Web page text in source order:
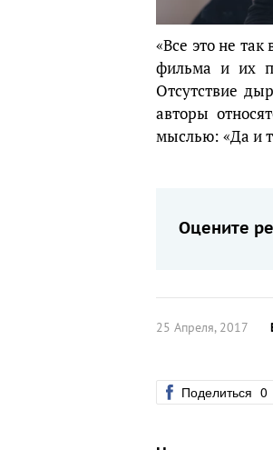
«Все это не
фильма и их
Отсутствие
авторы
мыслью: «Да и
Оцените
25 Апреля, 2017
Поделиться 0